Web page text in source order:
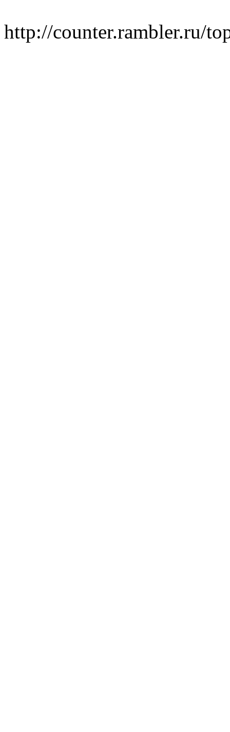
http://counter.rambler.ru/